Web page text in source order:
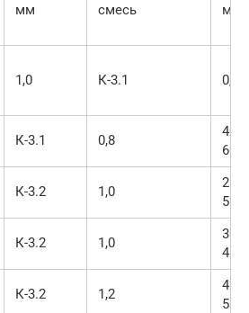
мм
смесь
мм
1,0 К-3.1 0,8
К-3.1 0,8
400-
600
К-3.2 1,0
280-
520
К-3.2 1,0
300-
450
К-3.2 1,2
420-
530